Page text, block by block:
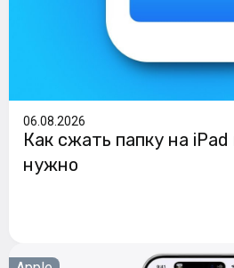
06.08.2026
Как сжать папку на iPad
нужно